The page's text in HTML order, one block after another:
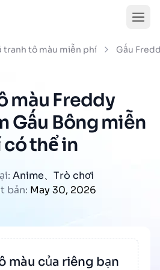
tranh tô màu miễn phí Gấu
màu Freddy
Gấu Bông miễn
thể in
Anime、 Trò chơi
bản: May 30, 2026
màu của riêng bạn